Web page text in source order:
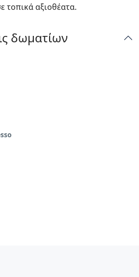
τοπικά αξιοθέατα.
δωματίων